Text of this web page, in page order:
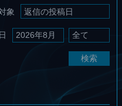
象
検索